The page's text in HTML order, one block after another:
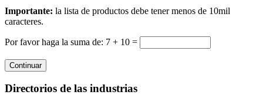
Importante: la lista de productos debe tener menos de 10mil
caracteres.
Por favor haga la suma de: 7 + 10 =
Continuar
Directorios de las industrias